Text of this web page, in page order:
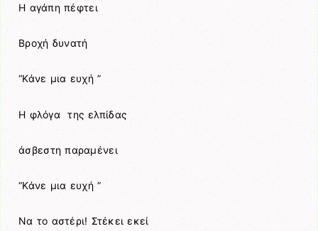
Η αγάπη πέφτει
Βροχή δυνατή
“Κάνε μια ευχή ”
Η φλόγα της ελπίδας
άσβεστη παραμένει
“Κάνε μια ευχή ”
Να το αστέρι! Στέκει εκεί